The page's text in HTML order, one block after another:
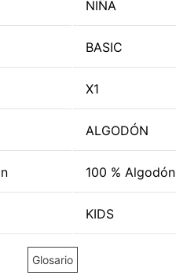
NIÑA
BASIC
X1
ALGODÓN
100 % Algodón
KIDS
Glosario